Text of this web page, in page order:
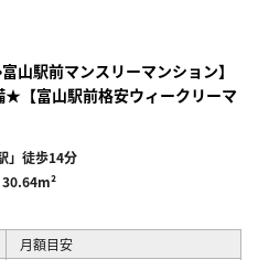
山駅前マンスリーマンション】
【富山駅前格安ウィークリーマ
」徒歩14分
30.64m²
月額目安